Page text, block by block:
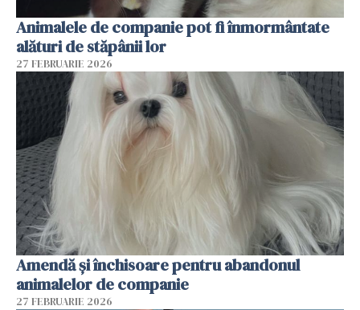
Animalele de companie pot fi înmormântate
alături de stăpânii lor
27 FEBRUARIE 2026
Amendă și închisoare pentru abandonul
animalelor de companie
27 FEBRUARIE 2026